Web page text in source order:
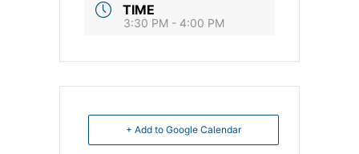
TIME
3:30 PM - 4:00 PM
+ Add to Google Calendar